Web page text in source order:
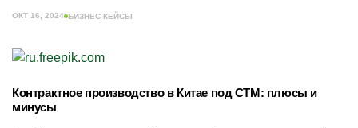
ОКТ 16, 2024 БИЗНЕС-КЕЙСЫ
Контрактное производство в Китае под СТМ: плюсы и
минусы